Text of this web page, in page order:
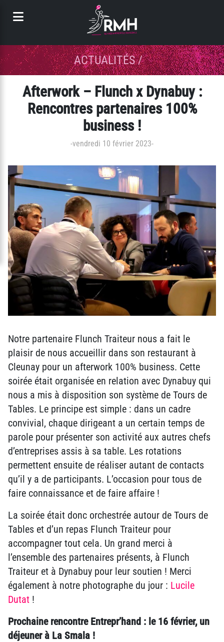
ACTUALITÉS/
Afterwork – Flunch x Dynabuy :
Rencontres partenaires 100%
business !
-vendredi 10 février 2023-
Notre partenaire Flunch Traiteur nous a fait le
plaisir de nous accueillir dans son restaurant à
Cleunay pour un afterwork 100% business. Cette
soirée était organisée en relation avec Dynabuy qui
nous a mis à disposition son système de Tours de
Tables. Le principe est simple : dans un cadre
convivial, chaque dirigeant a un certain temps de
parole pour présenter son activité aux autres chefs
d’entreprises assis à sa table. Les rotations
permettent ensuite de réaliser autant de contacts
qu’il y a de participants. L’occasion pour tous de
faire connaissance et de faire affaire !
La soirée était donc orchestrée autour de Tours de
Tables et d’un repas Flunch Traiteur pour
accompagner tout cela. Un grand merci à
l’ensemble des partenaires présents, à Flunch
Traiteur et à Dynabuy pour leur soutien ! Merci
également à notre photographe du jour : Lucile
Dutat !
Prochaine rencontre Entrepr’hand : le 16 février, un
déjeuner à La Smala !
Panneau de gestion des cookies